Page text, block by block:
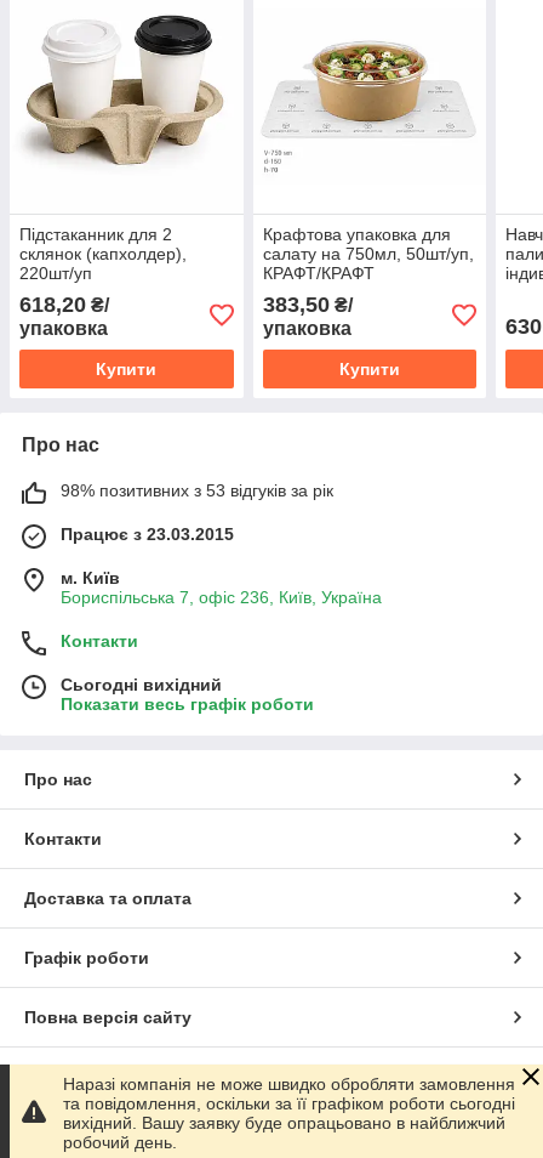
Підстаканник для 2
склянок (капхолдер),
220шт/уп
618,20 ₴/
упаковка
Купити
Крафтова упаковка для
салату на 750мл, 50шт/уп,
КРАФТ/КРАФТ
383,50₴/
упаковка
Купити
630
Про нас
98% позитивних з 53 відгуків за рік
Працює з 23.03.2015
м. Київ
Бориспільська 7, офіс 236, Київ, Україна
Контакти
Сьогодні вихідний
Показати весь графік роботи
Про нас
Контакти
Доставка та оплата
Графік роботи
Повна версія сайту
Сайт створено на маркетплейсі Prom.ua
Політика конфіденційності
Наразі компанія не може швидко обробляти замовлення
та повідомлення, оскільки за її графіком роботи сьогодні
вихідний. Вашу заявку буде опрацьовано в найближчий
робочий день.